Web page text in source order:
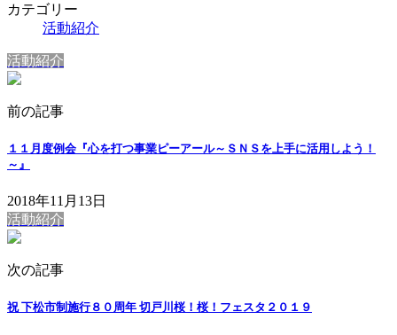
カテゴリー
活動紹介
活動紹介
前の記事
１１月度例会『心を打つ事業ピーアール～ＳＮＳを上手に活用しよう！
～』
2018年11月13日
活動紹介
次の記事
祝 下松市制施行８０周年 切戸川桜！桜！フェスタ２０１９